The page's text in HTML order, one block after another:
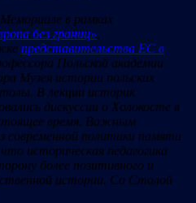
в рамках
без границ»
представительства ЕС в
Польской академии
Музея истории польских
В лекции историк
дискуссии о Холокосте в
время. Важным
современной политики памяти
историческая педагогика
более позитивного и
истории. Со Столой